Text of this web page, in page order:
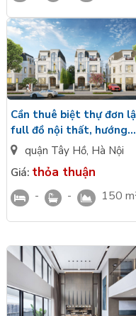
Cần thuê biệt thự đơn
full đồ nội thất, hướng
Đông Tứ Trạch Kita
Capital diện tích: 140m2
quận Tây Hồ, Hà Nội
Giá: thỏa thuận
- - 150